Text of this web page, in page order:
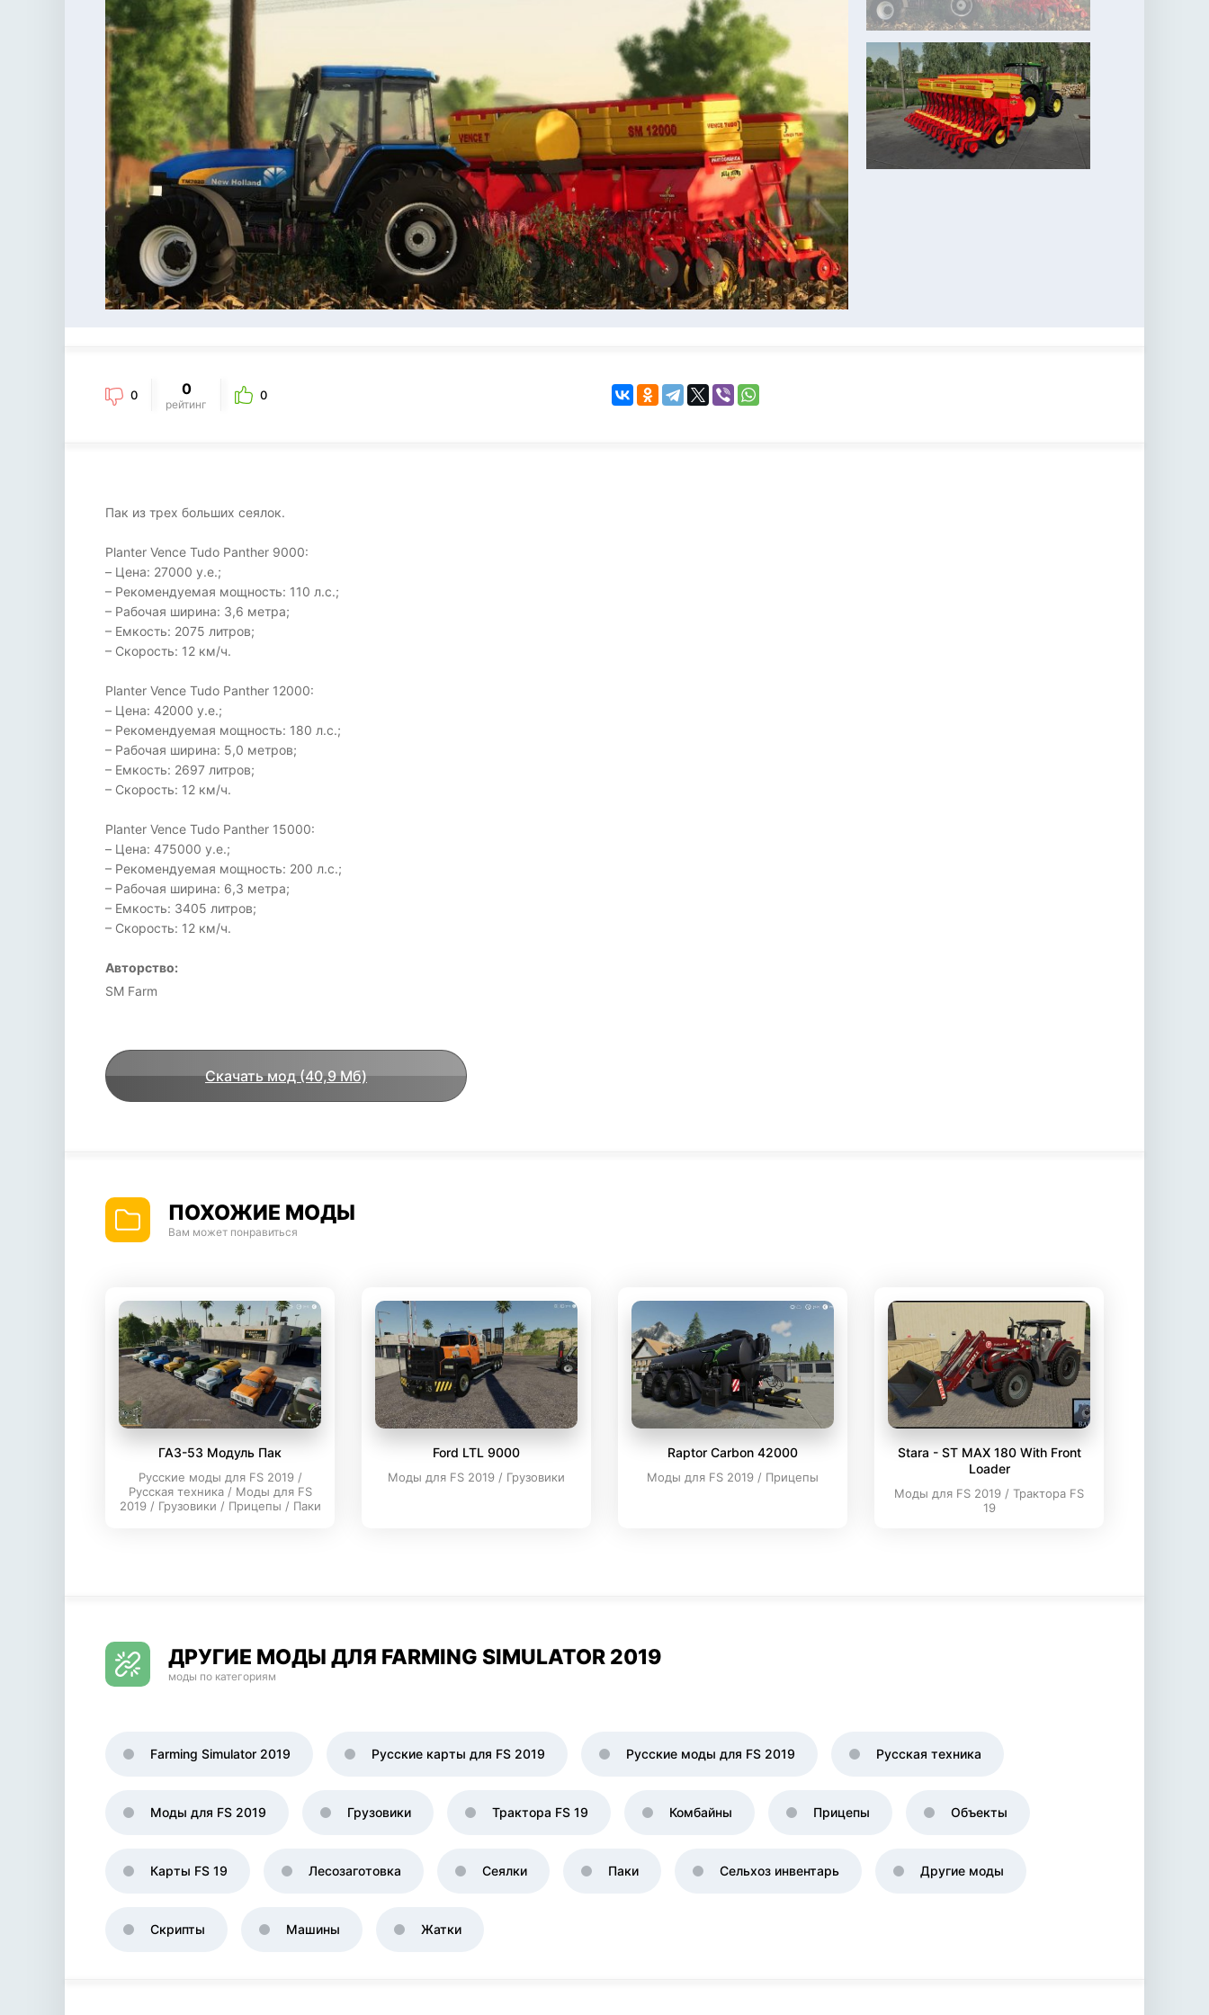
KENSHI
экшн
0 0
рейтинг
0
Пак из трех больших сеялок.
Planter Vence Tudo Panther 9000:
– Цена: 27000 у.е.;
– Рекомендуемая мощность: 110 л.с.;
– Рабочая ширина: 3,6 метра;
– Емкость: 2075 литров;
– Скорость: 12 км/ч.
Planter Vence Tudo Panther 12000:
– Цена: 42000 у.е.;
– Рекомендуемая мощность: 180 л.с.;
– Рабочая ширина: 5,0 метров;
– Емкость: 2697 литров;
– Скорость: 12 км/ч.
Planter Vence Tudo Panther 15000:
– Цена: 475000 у.е.;
– Рекомендуемая мощность: 200 л.с.;
– Рабочая ширина: 6,3 метра;
– Емкость: 3405 литров;
– Скорость: 12 км/ч.
Авторство:
SM Farm
Скачать мод (40,9 Мб)
ПОХОЖИЕ МОДЫ
Вам может понравиться
ГАЗ-53 Модуль Пак
Русские моды для FS 2019 /
Русская техника / Моды для FS
2019 / Грузовики / Прицепы / Паки
Ford LTL 9000
Моды для FS 2019 / Грузовики
Raptor Carbon 42000
Моды для FS 2019 / Прицепы
Stara - ST MAX 180 With Front
Loader
Моды для FS 2019 / Трактора FS
19
ДРУГИЕ МОДЫ ДЛЯ FARMING SIMULATOR 2019
моды по категориям
Farming Simulator 2019 Русские карты для FS 2019 Русские моды для FS 2019 Русская техника
Моды для FS 2019 Грузовики Трактора FS 19 Комбайны Прицепы Объекты
Карты FS 19 Лесозаготовка Сеялки Паки Сельхоз инвентарь Другие моды
Скрипты Машины Жатки